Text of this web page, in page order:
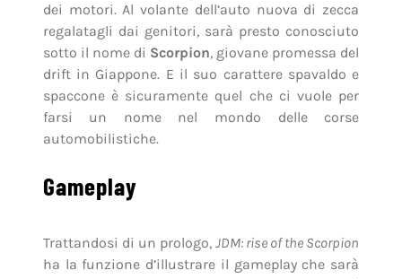
dei motori. Al volante dell’auto nuova di zecca
regalatagli dai genitori, sarà presto conosciuto
sotto il nome di Scorpion, giovane promessa del
drift in Giappone. E il suo carattere spavaldo e
spaccone è sicuramente quel che ci vuole per
farsi un nome nel mondo delle corse
automobilistiche.
Gameplay
Trattandosi di un prologo, JDM: rise of the Scorpion
ha la funzione d’illustrare il gameplay che sarà